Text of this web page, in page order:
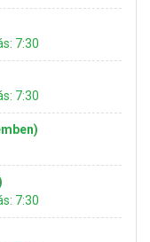
7:30
7:30
7:30